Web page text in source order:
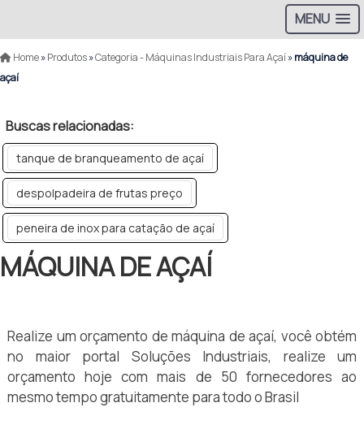
MENU
Home»Produtos»Categoria - Máquinas Industriais Para Açaí»máquina de
açaí
Buscas relacionadas:
tanque de branqueamento de açaí
despolpadeira de frutas preço
peneira de inox para catação de açaí
MÁQUINA DE AÇAÍ
Realize um orçamento de máquina de açaí, você obtém
no maior portal Soluções Industriais, realize um
orçamento hoje com mais de 50 fornecedores ao
mesmo tempo gratuitamente para todo o Brasil